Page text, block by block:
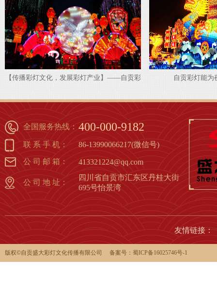
【传播彩灯文化，发展彩灯产业】——自贡彩
自贡彩灯能为
全国服务热线： 400-000-9182
联 系 手 机： 86-13990066217(微信号)
公 司 邮 箱： 413321224@qq.com
公 司 地 址：
四川省自贡市汇东区丹桂大街
695号怡景湾
友情链接：
版权©️自贡盛大彩灯文化传播有限公司 备案号： 蜀ICP备16025746号-1